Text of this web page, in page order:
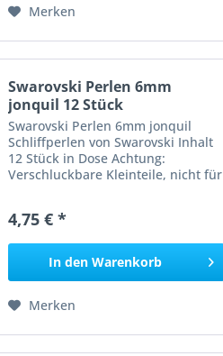
Merken
Swarovski Perlen 6mm
jonquil 12 Stück
Swarovski Perlen 6mm jonquil
Schliffperlen von Swarovski Inhalt
12 Stück in Dose Achtung:
Verschluckbare Kleinteile, nicht für
4,75 € *
In den Warenkorb
Merken